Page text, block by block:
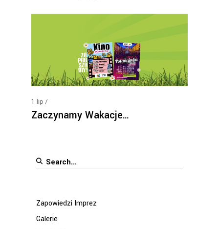
1 lip
Zaczynamy Wakacje…
Search
Zapowiedzi Imprez
Galerie